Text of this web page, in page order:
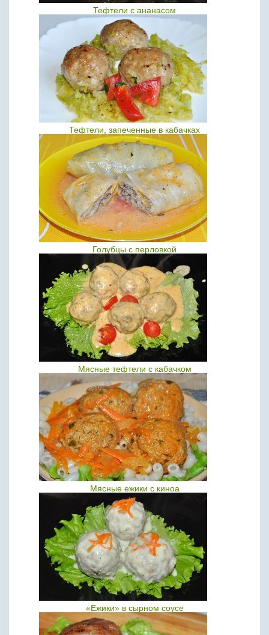
Тефтели с ананасом
Тефтели, запеченные в кабачках
Голубцы с перловкой
Мясные тефтели с кабачком
Мясные ежики с киноа
«Ежики» в сырном соусе